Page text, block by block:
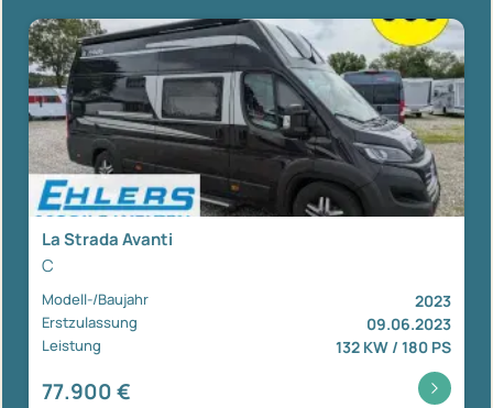
La Strada Avanti
C
Modell-/Baujahr 2023
Erstzulassung 09.06.2023
Leistung 132 KW / 180 PS
77.900 €